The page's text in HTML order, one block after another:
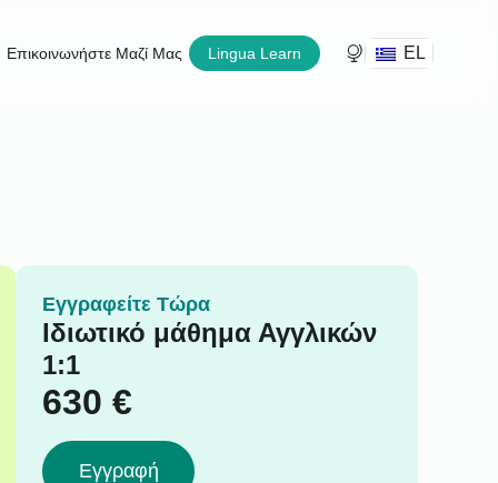
Επικοινωνήστε Μαζί Μας Lingua Learn EL
Εγγραφείτε Τώρα
Ιδιωτικό μάθημα Αγγλικών
1:1
630 €
Εγγραφή